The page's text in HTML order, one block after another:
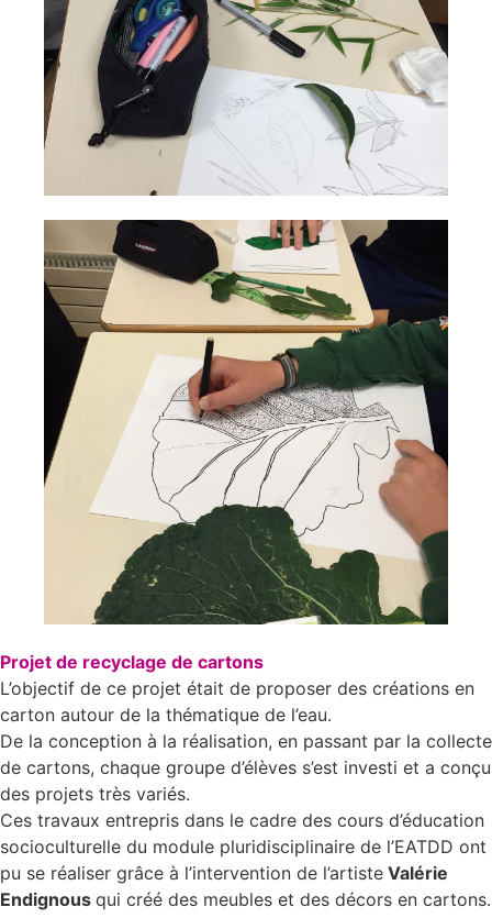
Projet de recyclage de cartons
L’objectif de ce projet était de proposer des créations en
carton autour de la thématique de l’eau.
De la conception à la réalisation, en passant par la collecte
de cartons, chaque groupe d’élèves s’est investi et a conçu
des projets très variés.
Ces travaux entrepris dans le cadre des cours d’éducation
socioculturelle du module pluridisciplinaire de l’EATDD ont
pu se réaliser grâce à l’intervention de l’artiste Valérie
Endignous qui créé des meubles et des décors en cartons.